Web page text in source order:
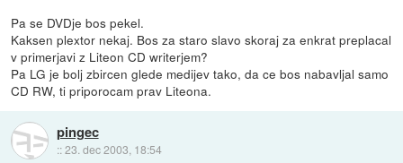
Pa se DVDje bos pekel.
Kaksen plextor nekaj. Bos za staro slavo skoraj za enkrat preplacal
v primerjavi z Liteon CD writerjem?
Pa LG je bolj zbircen glede medijev tako, da ce bos nabavljal samo
CD RW, ti priporocam prav Liteona.
pingec
::23. dec 2003, 18:54